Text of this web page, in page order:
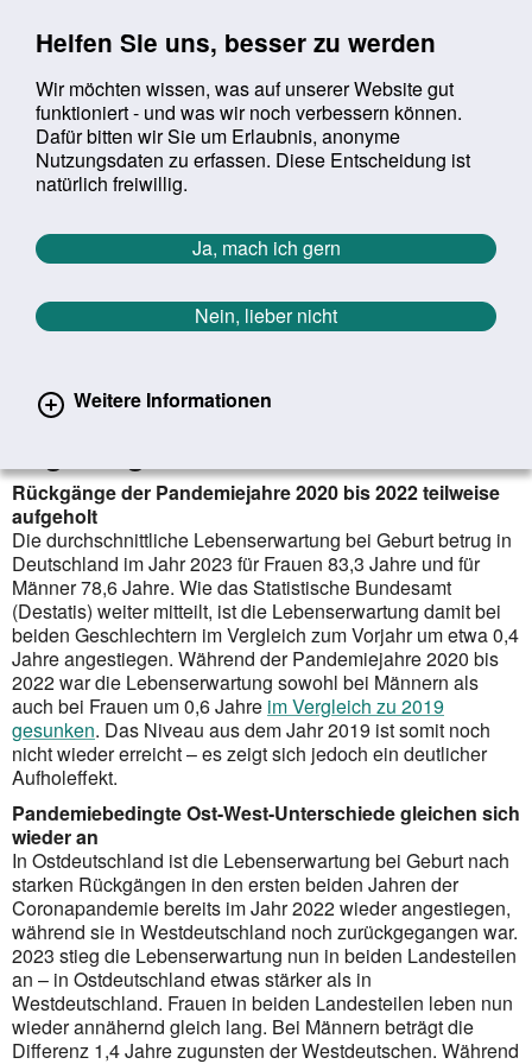
Helfen Sie uns, besser zu werden
Wir möchten wissen, was auf unserer Website gut
funktioniert - und was wir noch verbessern können.
Dafür bitten wir Sie um Erlaubnis, anonyme
Nutzungsdaten zu erfassen. Diese Entscheidung ist
natürlich freiwillig.
Ja, mach ich gern
Nein, lieber nicht
Weitere Informationen
Suchbegriff:
Sie befinden sich hier:
Startseite Aktuelles Aktuelle Meldungen
Aktuelle Meldungen
Zurück zur Übersicht erster
vorheriger
315/1627
Lebenserwartung 2023 wieder
Rückgänge der Pandemiejahre 2020 bis 2022 teilweise
aufgeholt
Die durchschnittliche Lebenserwartung bei Geburt betrug in
Deutschland im Jahr 2023 für Frauen 83,3 Jahre und für
Männer 78,6 Jahre. Wie das Statistische Bundesamt
(Destatis) weiter mitteilt, ist die Lebenserwartung damit bei
beiden Geschlechtern im Vergleich zum Vorjahr um etwa 0,4
Jahre angestiegen. Während der Pandemiejahre 2020 bis
2022 war die Lebenserwartung sowohl bei Männern als
auch bei Frauen um 0,6 Jahre im Vergleich zu 2019
gesunken. Das Niveau aus dem Jahr 2019 ist somit noch
nicht wieder erreicht – es zeigt sich jedoch ein deutlicher
Aufholeffekt.
Pandemiebedingte Ost-West-Unterschiede gleichen sich
wieder an
In Ostdeutschland ist die Lebenserwartung bei Geburt nach
starken Rückgängen in den ersten beiden Jahren der
Corona­pandemie bereits im Jahr 2022 wieder angestiegen,
während sie in Westdeutschland noch zurückgegangen war.
2023 stieg die Lebenserwartung nun in beiden Landesteilen
an – in Ostdeutschland etwas stärker als in
Westdeutschland. Frauen in beiden Landesteilen leben nun
wieder annähernd gleich lang. Bei Männern beträgt die
Differenz 1,4 Jahre zugunsten der Westdeut­schen. Während